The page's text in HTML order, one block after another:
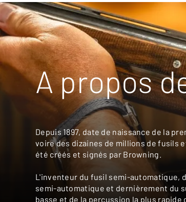
A propos
Depuis 1897, date de naissance de la
voire des dizaines de millions de fusils
été créés et signés par Browning.
L'inventeur du fusil semi-automatique,
semi-automatique et dernièrement du
basse et de la percussion la plus